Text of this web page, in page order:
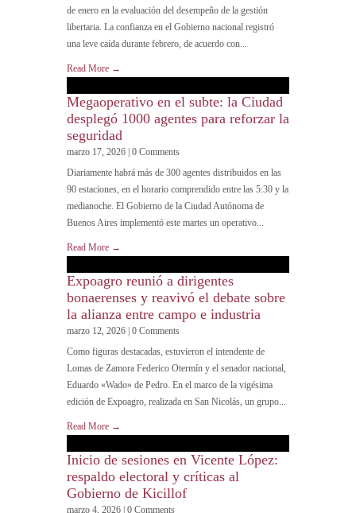
de enero en la evaluación del desempeño de la gestión
libertaria. La confianza en el Gobierno nacional registró
una leve caída durante febrero, de acuerdo con...
Read More →
Megaoperativo en el subte: la Ciudad
desplegó 1000 agentes para reforzar la
seguridad
marzo 17, 2026 | 0 Comments
Diariamente habrá más de 300 agentes distribuidos en las
90 estaciones, en el horario comprendido entre las 5:30 y la
medianoche. El Gobierno de la Ciudad Autónoma de
Buenos Aires implementó este martes un operativo...
Read More →
Expoagro reunió a dirigentes
bonaerenses y reavivó el debate sobre
la alianza entre campo e industria
marzo 12, 2026 | 0 Comments
Como figuras destacadas, estuvieron el intendente de
Lomas de Zamora Federico Otermín y el senador nacional,
Eduardo «Wado» de Pedro. En el marco de la vigésima
edición de Expoagro, realizada en San Nicolás, un grupo...
Read More →
Inicio de sesiones en Vicente López:
respaldo electoral y críticas al
Gobierno de Kicillof
marzo 4, 2026 | 0 Comments